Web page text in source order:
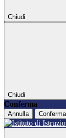
Chiudi
Chiudi
Conferma
Annulla Conferma